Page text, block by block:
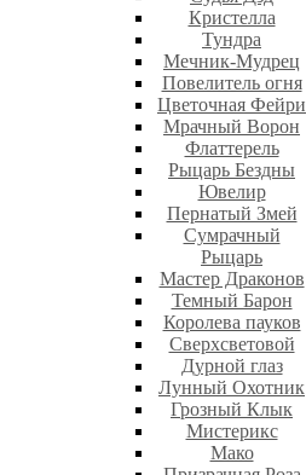
Кристелла
Тундра
Мечник-Мудрец
Повелитель огня
Цветочная Фейри
Мрачный Ворон
Флаттерель
Рыцарь Бездны
Ювелир
Пернатый Змей
Сумрачный
Рыцарь
Мастер Драконов
Темный Барон
Королева пауков
Сверхсветовой
Дурной глаз
Лунный Охотник
Грозный Клык
Мистерикс
Мако